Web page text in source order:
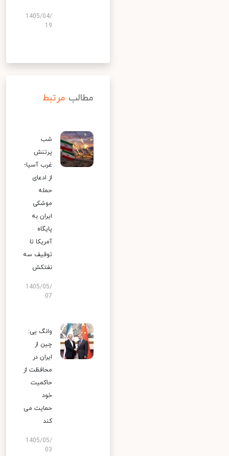
1405/04/
19
مطالب مرتبط
شب
پرتنش
غرب آسیا؛
از ادعای
حمله
موشکی
ایران به
پایگاه
آمریکا تا
توقیف سه
نفتکش
1405/05/
07
وانگ یی:
چین از
ایران در
محافظت از
حاکمیت
خود
حمایت می
کند
1405/05/
03